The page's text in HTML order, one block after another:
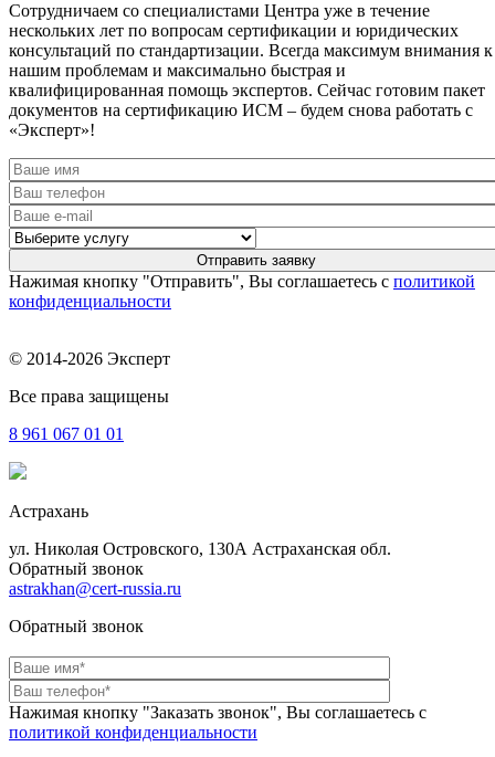
Сотрудничаем со специалистами Центра уже в течение
нескольких лет по вопросам сертификации и юридических
консультаций по стандартизации. Всегда максимум внимания к
нашим проблемам и максимально быстрая и
квалифицированная помощь экспертов. Сейчас готовим пакет
документов на сертификацию ИСМ – будем снова работать с
«Эксперт»!
Нажимая кнопку "Отправить", Вы соглашаетесь с политикой
конфиденциальности
© 2014-2026 Эксперт
Все права защищены
8 961 067 01 01
Астрахань
ул. Николая Островского, 130А Астраханская обл.
Обратный звонок
astrakhan@cert-russia.ru
Обратный звонок
Нажимая кнопку "Заказать звонок", Вы соглашаетесь с
политикой конфиденциальности